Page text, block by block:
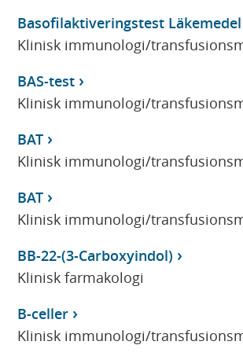
Basofilaktiveringstest Läkemedel
Klinisk immunologi/
BAS-test
Klinisk immunologi/
BAT
Klinisk immunologi/
BAT
Klinisk immunologi/
BB-22-(3-Carboxyindol)
Klinisk farmakologi
B-celler
Klinisk immunologi/